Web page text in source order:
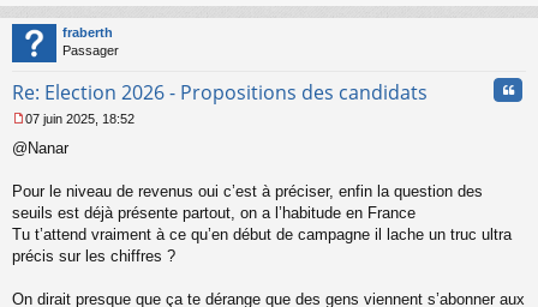
l
u
au
fraberth
Passager
Re: Election 2026 - Propositions des candidats
e
s
g
e
n
n
07 juin 2025, 18:52
@Nanar
Pour le niveau de revenus oui c’est à préciser, enfin la question des
seuils est déjà présente partout, on a l’habitude en France
Tu t’attend vraiment à ce qu’en début de campagne il lache un truc ultra
précis sur les chiffres ?
On dirait presque que ça te dérange que des gens viennent s’abonner aux